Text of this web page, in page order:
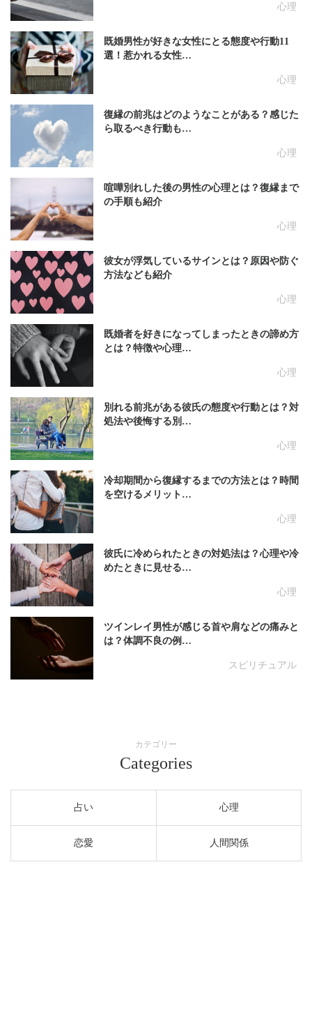
心理
心理
既婚男性が好きな女性にとる態度や行動11
選！惹かれる女性…
心理
復縁の前兆はどのようなことがある？感じた
ら取るべき行動も…
心理
喧嘩別れした後の男性の心理とは？復縁まで
の手順も紹介
心理
彼女が浮気しているサインとは？原因や防ぐ
方法なども紹介
心理
既婚者を好きになってしまったときの諦め方
とは？特徴や心理…
心理
別れる前兆がある彼氏の態度や行動とは？対
処法や後悔する別…
心理
冷却期間から復縁するまでの方法とは？時間
を空けるメリット…
心理
彼氏に冷められたときの対処法は？心理や冷
めたときに見せる…
スピリチュアル
ツインレイ男性が感じる首や肩などの痛みと
は？体調不良の例…
カテゴリー
Categories
占い 心理
恋愛 人間関係